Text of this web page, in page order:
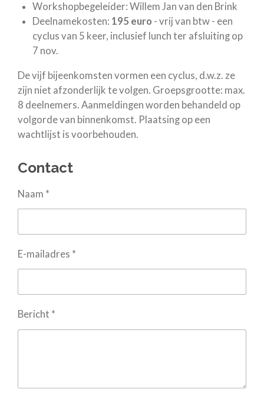
Workshopbegeleider: Willem Jan van den Brink
Deelnamekosten: 195 euro - vrij van btw - een
cyclus van 5 keer, inclusief lunch ter afsluiting op
7 nov.
De vijf bijeenkomsten vormen een cyclus, d.w.z. ze
zijn niet afzonderlijk te volgen. Groepsgrootte: max.
8 deelnemers. Aanmeldingen worden behandeld op
volgorde van binnenkomst. Plaatsing op een
wachtlijst is voorbehouden.
Contact
Naam *
E-mailadres *
Bericht *